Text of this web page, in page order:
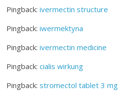
Pingback:ivermectin structure
Pingback:iwermektyna
Pingback:ivermectin medicine
Pingback:cialis wirkung
Pingback:stromectol tablet 3 mg